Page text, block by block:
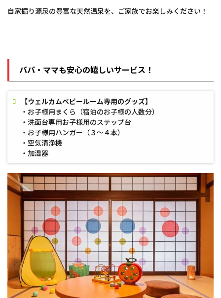
自家掘り源泉の豊富な天然温泉を、ご家族でお楽しみください！
パパ・ママも安心の嬉しいサービス！
【ウェルカムベビールーム専用のグッズ】
・お子様用まくら（宿泊のお子様の人数分）
・洗面台専用お子様用のステップ台
・お子様用ハンガー（３～４本）
・空気清浄機
・加湿器